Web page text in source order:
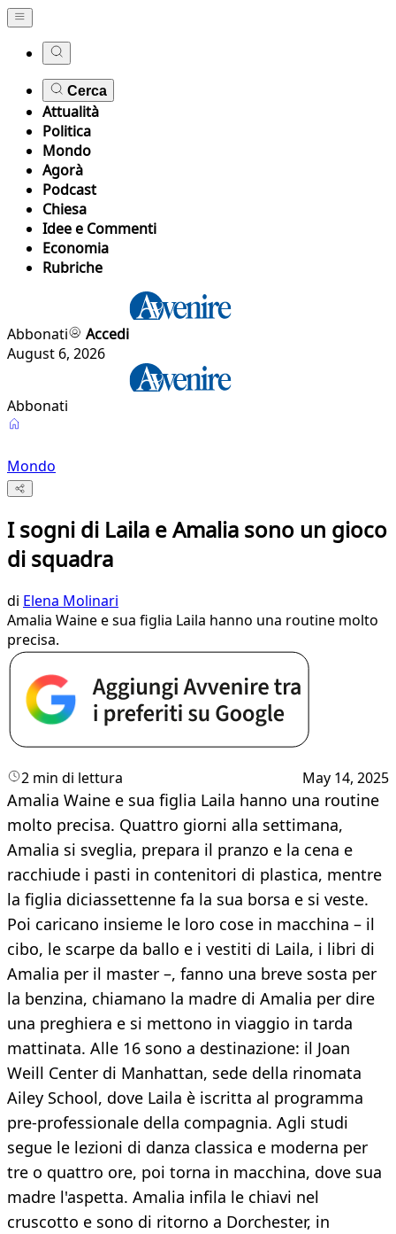
Cerca
Attualità
Politica
Mondo
Agorà
Podcast
Chiesa
Idee e Commenti
Economia
Rubriche
Abbonati
Accedi
August 6, 2026
Abbonati
Mondo
I sogni di Laila e Amalia sono un gioco
di squadra
di Elena Molinari
Amalia Waine e sua figlia Laila hanno una routine molto
precisa.
2 min di lettura May 14, 2025
Amalia Waine e sua figlia Laila hanno una routine
molto precisa. Quattro giorni alla settimana,
Amalia si sveglia, prepara il pranzo e la cena e
racchiude i pasti in contenitori di plastica, mentre
la figlia diciassettenne fa la sua borsa e si veste.
Poi caricano insieme le loro cose in macchina – il
cibo, le scarpe da ballo e i vestiti di Laila, i libri di
Amalia per il master –, fanno una breve sosta per
la benzina, chiamano la madre di Amalia per dire
una preghiera e si mettono in viaggio in tarda
mattinata. Alle 16 sono a destinazione: il Joan
Weill Center di Manhattan, sede della rinomata
Ailey School, dove Laila è iscritta al programma
pre-professionale della compagnia. Agli studi
segue le lezioni di danza classica e moderna per
tre o quattro ore, poi torna in macchina, dove sua
madre l'aspetta. Amalia infila le chiavi nel
cruscotto e sono di ritorno a Dorchester, in